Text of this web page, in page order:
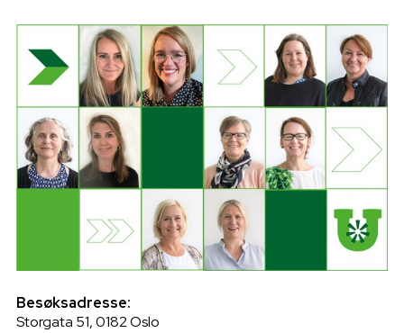
Besøksadresse:
Storgata 51, 0182 Oslo